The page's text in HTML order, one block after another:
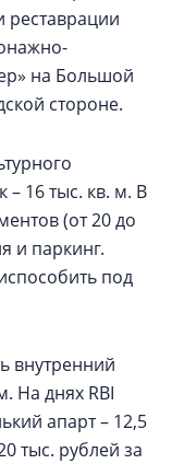
реставрации
на Большой
стороне.
16 тыс. кв. м. В
(от 20 до
и паркинг.
под
внутренний
На днях RBI
апарт – 12,5
тыс. рублей за